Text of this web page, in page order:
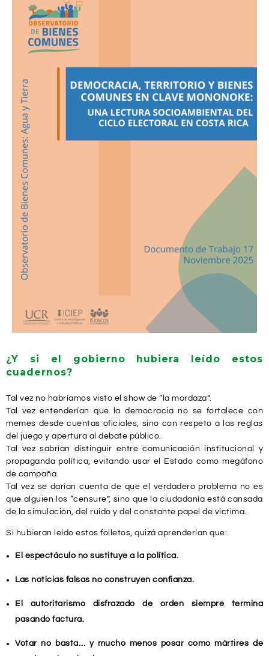
¿Y si el gobierno hubiera leído estos
cuadernos?
Tal vez no habríamos visto el show de “la mordaza”.
Tal vez entenderían que la democracia no se fortalece con
memes desde cuentas oficiales, sino con respeto a las reglas
del juego y apertura al debate público.
Tal vez sabrían distinguir entre comunicación institucional y
propaganda política, evitando usar el Estado como megáfono
de campaña.
Tal vez se darían cuenta de que el verdadero problema no es
que alguien los “censure”, sino que la ciudadanía está cansada
de la simulación, del ruido y del constante papel de víctima.
Si hubieran leído estos folletos, quizá aprenderían que:
El espectáculo no sustituye a la política.
Las noticias falsas no construyen confianza.
El autoritarismo disfrazado de orden siempre termina
pasando factura.
Votar no basta… y mucho menos posar como mártires de